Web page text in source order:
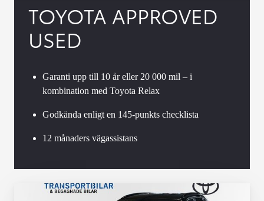
TOYOTA APPROVED
USED
Garanti upp till 10 år eller 20 000 mil – i
kombination med Toyota Relax
Godkända enligt en 145-punkts checklista
12 månaders vägassistans